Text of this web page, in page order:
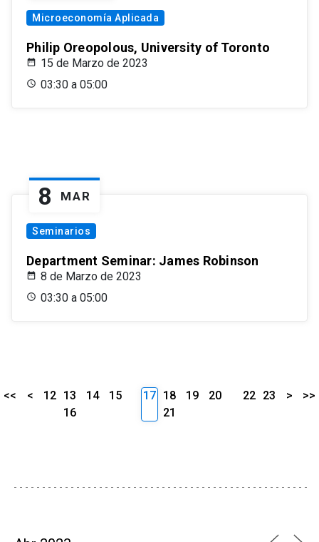
Microeconomía Aplicada
Philip Oreopolous, University of Toronto
15 de Marzo de 2023
03:30 a 05:00
8 MAR
Seminarios
Department Seminar: James Robinson
8 de Marzo de 2023
03:30 a 05:00
<< < 12 13 14
15
16
17 18 19
20
21
22 23 > >>